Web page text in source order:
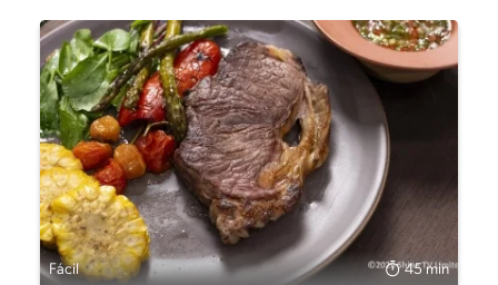
Fácil 45 min